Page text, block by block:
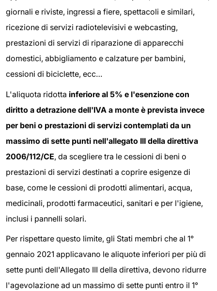
giornali e riviste, ingressi a fiere, spettacoli e similari,
ricezione di servizi radiotelevisivi e webcasting,
prestazioni di servizi di riparazione di apparecchi
domestici, abbigliamento e calzature per bambini,
cessioni di biciclette, ecc…
L'aliquota ridotta inferiore al 5% e l'esenzione con
diritto a detrazione dell'IVA a monte è prevista invece
per beni o prestazioni di servizi contemplati da un
massimo di sette punti nell'allegato III della direttiva
2006/112/CE, da scegliere tra le cessioni di beni o
prestazioni di servizi destinati a coprire esigenze di
base, come le cessioni di prodotti alimentari, acqua,
medicinali, prodotti farmaceutici, sanitari e per l'igiene,
inclusi i pannelli solari.
Per rispettare questo limite, gli Stati membri che al 1°
gennaio 2021 applicavano le aliquote inferiori per più di
sette punti dell'Allegato III della direttiva, devono ridurre
l'agevolazione ad un massimo di sette punti entro il 1°